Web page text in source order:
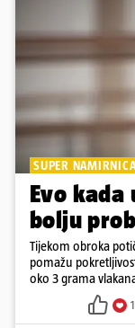
SUPER
Evo kada
bolju
Tijekom obroka
pomažu
oko 3 grama
1